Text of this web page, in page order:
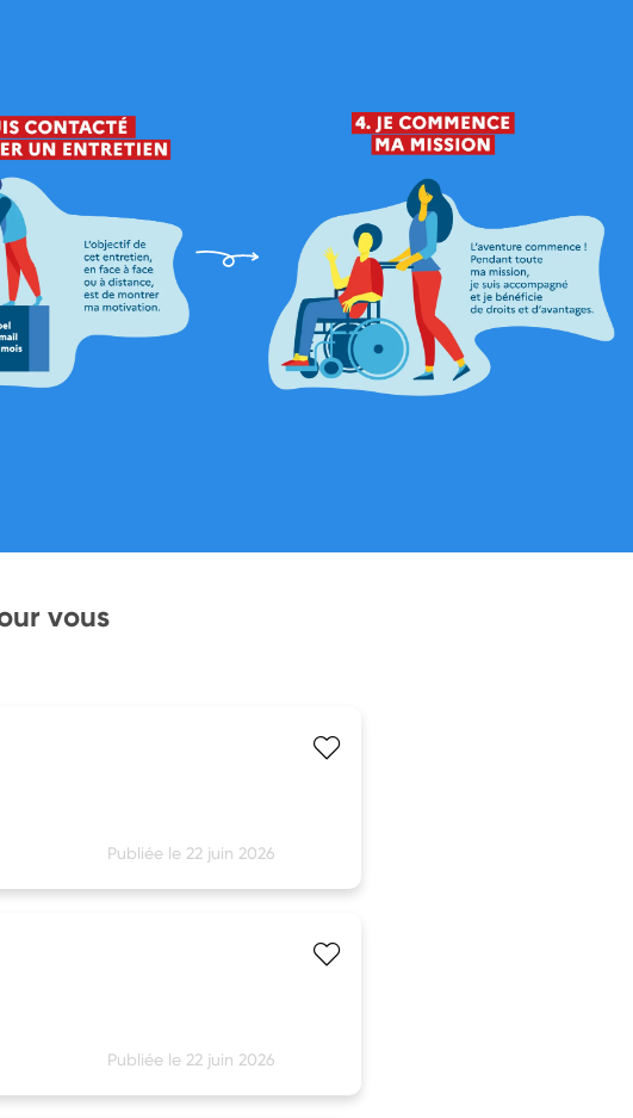
vous
Publiée le 22 juin 2026
Publiée le 22 juin 2026